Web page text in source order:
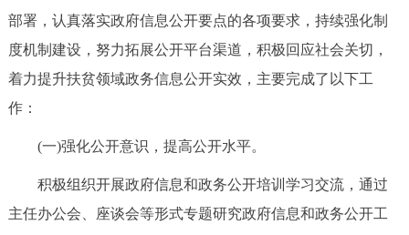
中介服务 阳光政务
政民互动
12345网上接诉即办 我要咨询
参与调查 在线访谈 图说互动
部署，认真落实政府信息公开要点的各项要求，持续强化制
度机制建设，努力拓展公开平台渠道，积极回应社会关切，
着力提升扶贫领域政务信息公开实效，主要完成了以下工
作：
(一)强化公开意识，提高公开水平。
积极组织开展政府信息和政务公开培训学习交流，通过
主任办公会、座谈会等形式专题研究政府信息和政务公开工